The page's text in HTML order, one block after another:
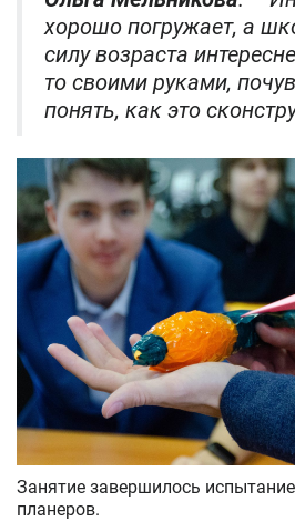
хорошо погружает, а
силу возраста
то своими руками,
понять, как это
Занятие завершилось
планеров.